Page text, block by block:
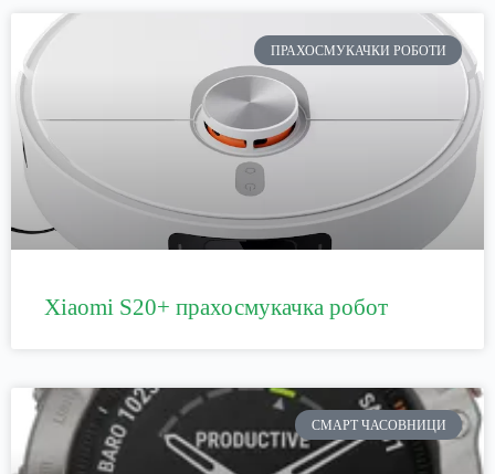
ПРАХОСМУКАЧКИ РОБОТИ
Xiaomi S20+ прахосмукачка робот
СМАРТ ЧАСОВНИЦИ